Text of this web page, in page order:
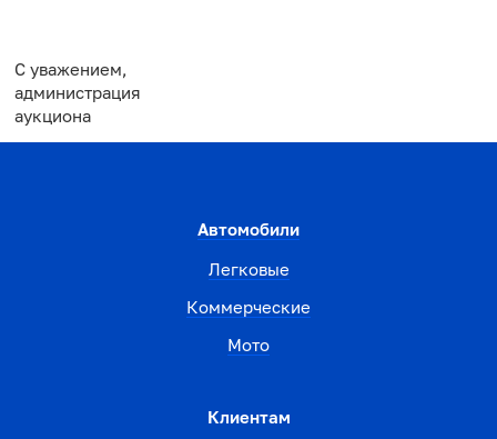
С уважением,
администрация
аукциона
Автомобили
Легковые
Коммерческие
Мото
Клиентам